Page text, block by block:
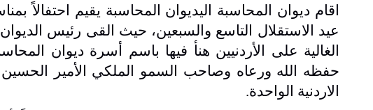
اقام ديوان المحاسبة اليديوان المحاسبة يقيم احتفالاً
عيد الاستقلال التاسع والسبعين، حيث القى رئيس
الغالية على الأردنيين هنأ فيها باسم أسرة ديوان
حفظه الله ورعاه وصاحب السمو الملكي الأمير الحسين
الاردنية الواحدة.